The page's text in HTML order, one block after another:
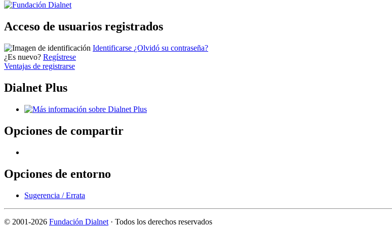
Acceso de usuarios registrados
Identificarse ¿Olvidó su contraseña?
¿Es nuevo? Regístrese
Ventajas de registrarse
Dialnet Plus
Opciones de compartir
Opciones de entorno
Sugerencia / Errata
© 2001-2026 Fundación Dialnet · Todos los derechos reservados